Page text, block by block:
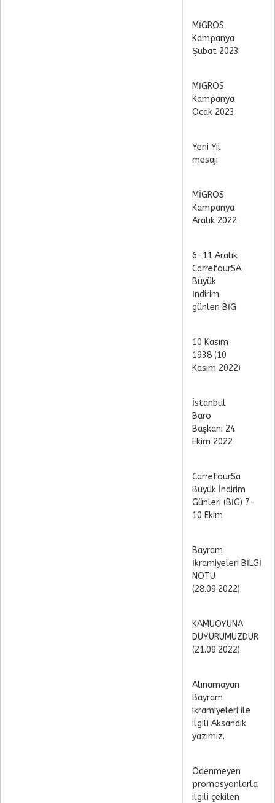
MİGROS
Kampanya
Şubat 2023
MİGROS
Kampanya
Ocak 2023
Yeni Yıl
mesajı
MİGROS
Kampanya
Aralık 2022
6-11 Aralık
CarrefourSA
Büyük
İndirim
günleri BİG
10 Kasım
1938 (10
Kasım 2022)
İstanbul
Baro
Başkanı 24
Ekim 2022
CarrefourSa
Büyük İndirim
Günleri (BİG) 7-
10 Ekim
Bayram
İkramiyeleri BİLGİ
NOTU
(28.09.2022)
KAMUOYUNA
DUYURUMUZDUR
(21.09.2022)
Alınamayan
Bayram
ikramiyeleri ile
ilgili Aksandık
yazımız.
Ödenmeyen
promosyonlarla
ilgili çekilen